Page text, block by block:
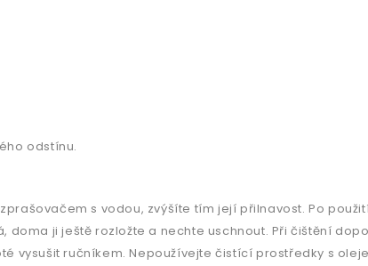
odstínu.
s vodou, zvýšíte tím její přilnavost. Po
doma ji ještě rozložte a nechte uschnout. Při čištění
vysušit ručníkem. Nepoužívejte čistící prostředky s